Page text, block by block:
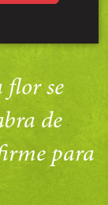
flor se
de
para